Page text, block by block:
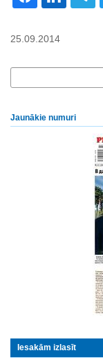
25.09.2014
Jaunākie numuri
Iesakām izlasīt